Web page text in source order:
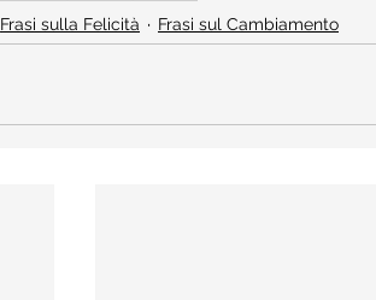
Frasi sulla Felicità Frasi sul Cambiamento